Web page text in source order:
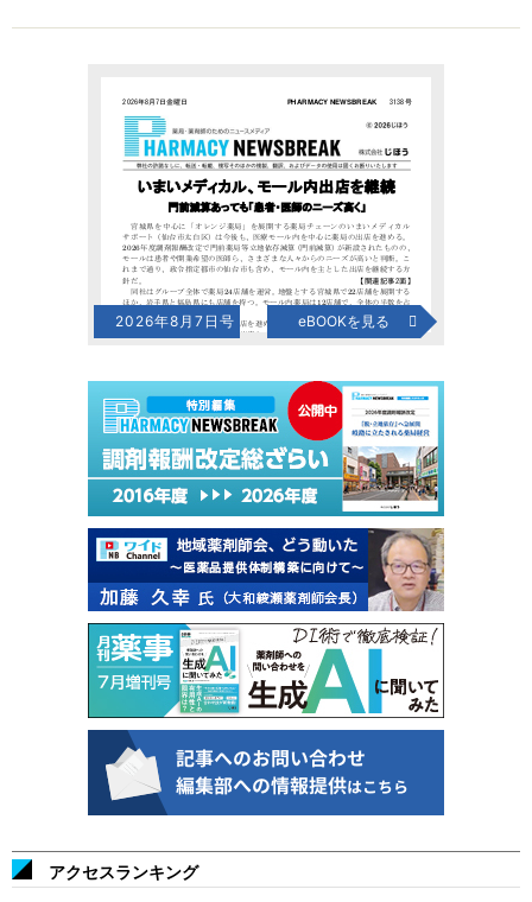
2026年8月7日号 eBOOKを見る
アクセスランキング